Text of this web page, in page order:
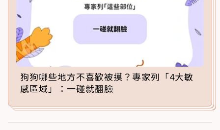
狗狗哪些地方不喜歡被摸？專家列「4大敏
感區域」：一碰就翻臉